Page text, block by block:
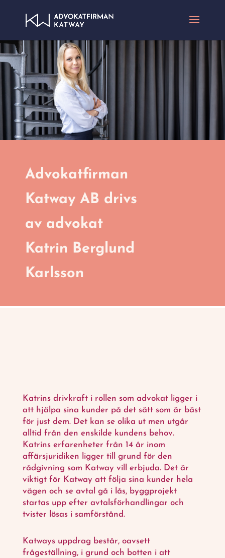
Advokatfirman
Katway AB drivs
av advokat
Katrin Berglund
Karlsson
Katrins drivkraft i rollen som advokat ligger i
att hjälpa sina kunder på det sätt som är bäst
för just dem. Det kan se olika ut men utgår
alltid från den enskilde kundens behov.
Katrins erfarenheter från 14 år inom
affärsjuridiken ligger till grund för den
rådgivning som Katway vill erbjuda. Det är
viktigt för Katway att följa sina kunder hela
vägen och se avtal gå i lås, byggprojekt
startas upp efter avtalsförhandlingar och
tvister lösas i samförstånd.
Katways uppdrag består, oavsett
frågeställning, i grund och botten i att